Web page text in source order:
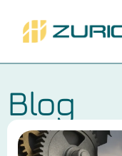
Blog